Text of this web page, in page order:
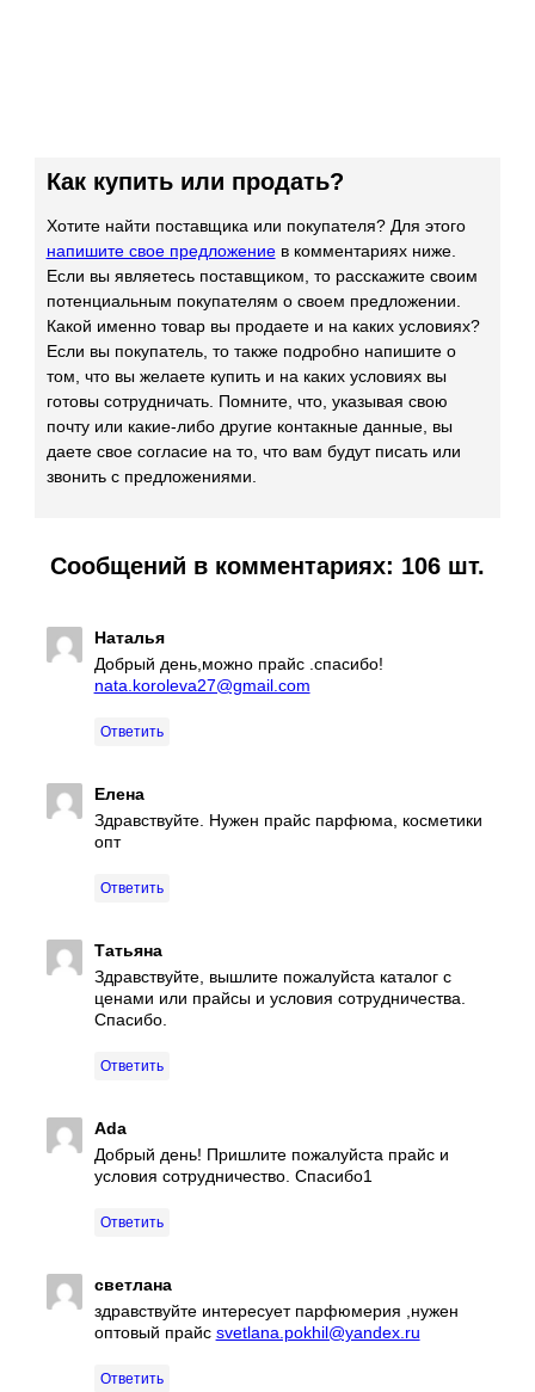
Как купить или продать?
Хотите найти поставщика или покупателя? Для этого
напишите свое предложениев комментариях ниже.
Если вы являетесь поставщиком, то расскажите своим
потенциальным покупателям о своем предложении.
Какой именно товар вы продаете и на каких условиях?
Если вы покупатель, то также подробно напишите о
том, что вы желаете купить и на каких условиях вы
готовы сотрудничать. Помните, что, указывая свою
почту или какие-либо другие контакные данные, вы
даете свое согласие на то, что вам будут писать или
звонить с предложениями.
Сообщений в комментариях: 106 шт.
Наталья
Добрый день,можно прайс .спасибо!
nata.koroleva27@gmail.com
Ответить
Елена
Здравствуйте. Нужен прайс парфюма, косметики
опт
Ответить
Татьяна
Здравствуйте, вышлите пожалуйста каталог с
ценами или прайсы и условия сотрудничества.
Спасибо.
Ответить
Ada
Добрый день! Пришлите пожалуйста прайс и
условия сотрудничество. Спасибо1
Ответить
светлана
здравствуйте интересует парфюмерия ,нужен
оптовый прайс svetlana.pokhil@yandex.ru
Ответить